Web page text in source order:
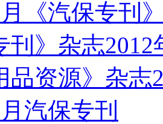
《汽保专刊
刊》杂志2012
品资源》杂志
汽保专刊